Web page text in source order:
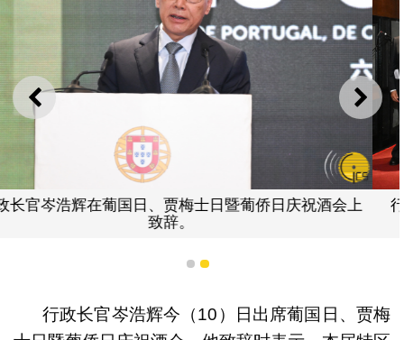
上一则 下一
上
行政长官岑浩辉出席葡国日、贾梅士日暨葡侨日庆
1 2
行政长官岑浩辉今（10）日出席葡国日、贾梅